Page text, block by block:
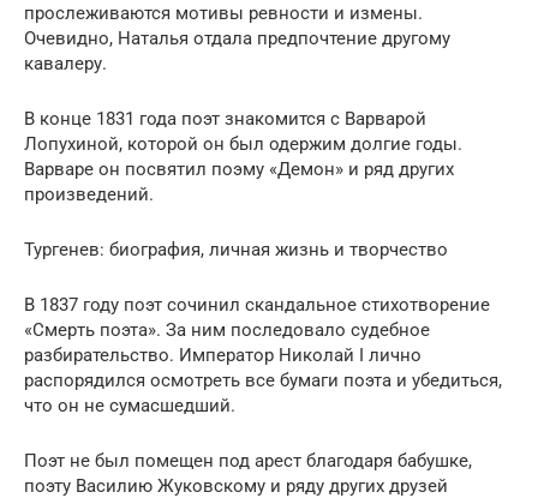
прослеживаются мотивы ревности и измены.
Очевидно, Наталья отдала предпочтение другому
кавалеру.
В конце 1831 года поэт знакомится с Варварой
Лопухиной, которой он был одержим долгие годы.
Варваре он посвятил поэму «Демон» и ряд других
произведений.
Тургенев: биография, личная жизнь и творчество
В 1837 году поэт сочинил скандальное стихотворение
«Cмepть поэта». За ним последовало судебное
разбирательство. Император Николай I лично
распорядился осмотреть все бумаги поэта и убедиться,
что он не cyмacшедший.
Поэт не был помещен под арест благодаря бабушке,
поэту Василию Жуковскому и ряду других друзей